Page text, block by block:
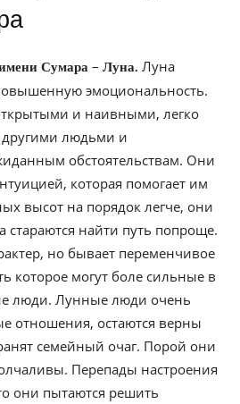
Сумара – Луна. Луна
эмоциональность.
и наивными, легко
людьми и
обстоятельствам. Они
которая помогает им
высот на порядок легче, они
стараются найти путь попроще.
но бывает переменчивое
которое могут боле сильные в
люди. Лунные люди очень
отношения, остаются верны
семейный очаг. Порой они
Перепады настроения
они пытаются решить